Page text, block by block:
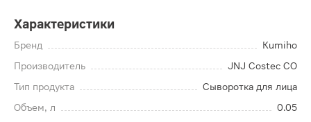
Характеристики
Бренд
Kumiho
Производитель
JNJ Costec CO
Тип продукта
Сыворотка для лица
Объем, л
0.05